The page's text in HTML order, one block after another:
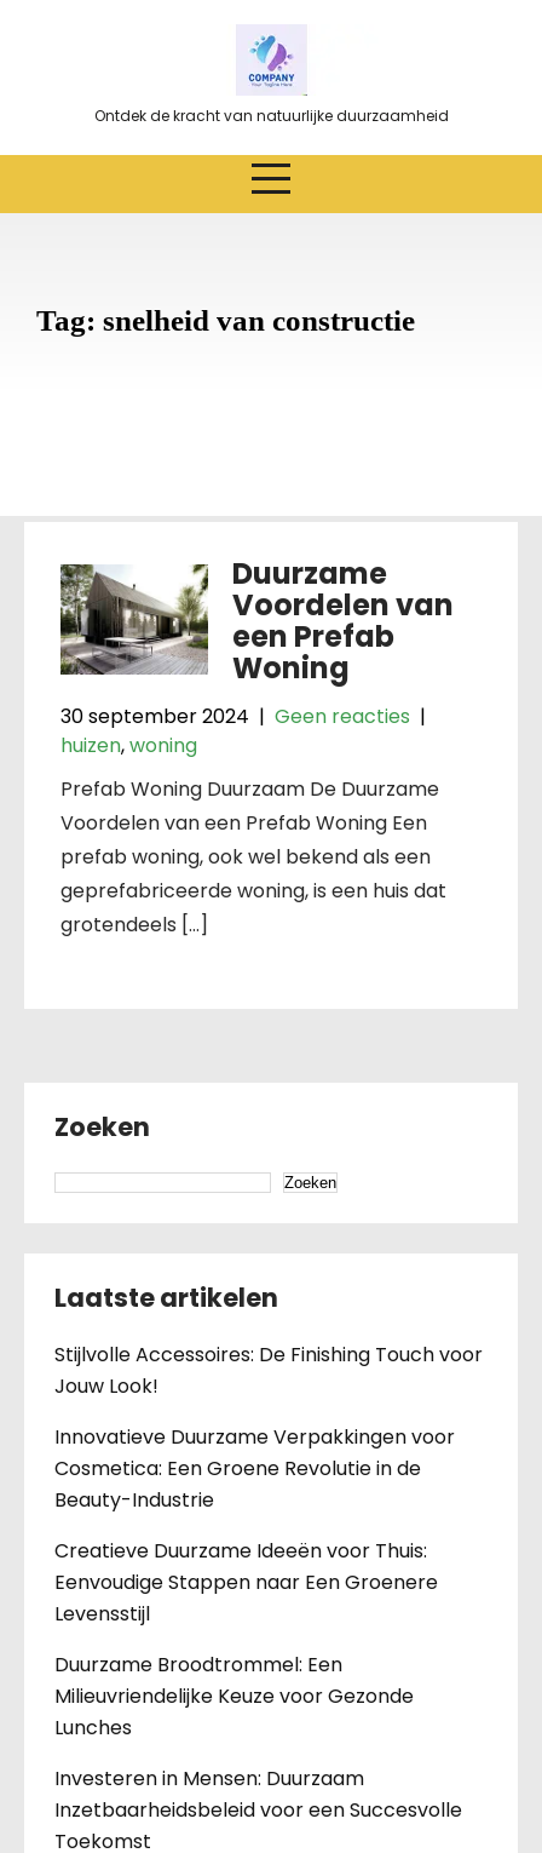
Ontdek de kracht van natuurlijke duurzaamheid
Tag: snelheid van constructie
Duurzame
Voordelen van
een Prefab
Woning
30 september 2024 | Geen reacties |
huizen,woning
Prefab Woning Duurzaam De Duurzame
Voordelen van een Prefab Woning Een
prefab woning, ook wel bekend als een
geprefabriceerde woning, is een huis dat
grotendeels […]
Zoeken
Zoeken
Laatste artikelen
Stijlvolle Accessoires: De Finishing Touch voor
Jouw Look!
Innovatieve Duurzame Verpakkingen voor
Cosmetica: Een Groene Revolutie in de
Beauty-Industrie
Creatieve Duurzame Ideeën voor Thuis:
Eenvoudige Stappen naar Een Groenere
Levensstijl
Duurzame Broodtrommel: Een
Milieuvriendelijke Keuze voor Gezonde
Lunches
Investeren in Mensen: Duurzaam
Inzetbaarheidsbeleid voor een Succesvolle
Toekomst